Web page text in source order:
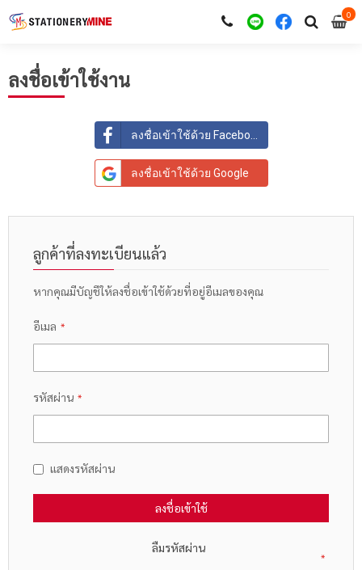
00
ลงชื่อเข้าใช้งาน
ลงชื่อเข้าใช้ด้วย Facebook
ลงชื่อเข้าใช้ด้วย Google
ลูกค้าที่ลงทะเบียนแล้ว
หากคุณมีบัญชีให้ลงชื่อเข้าใช้ด้วยที่อยู่อีเมลของคุณ
อีเมล
รหัสผ่าน
แสดงรหัสผ่าน
ลงชื่อเข้าใช้
ลืมรหัสผ่าน